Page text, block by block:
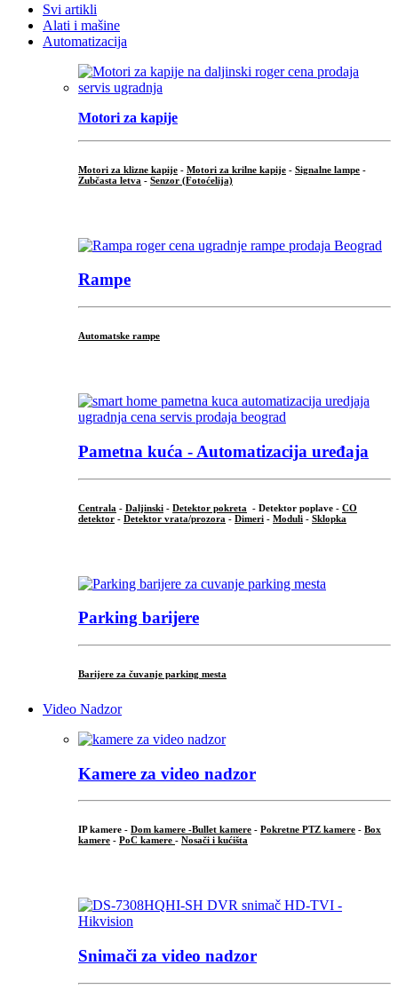
Svi artikli
Alati i mašine
Automatizacija
Motori za kapije
Motori za klizne kapije - Motori za krilne kapije - Signalne lampe -
Zubčasta letva - Senzor (Fotoćelija)
Rampe
Automatske rampe
Pametna kuća - Automatizacija uređaja
Centrala - Daljinski - Detektor pokreta - Detektor poplave - CO
detektor - Detektor vrata/prozora - Dimeri - Moduli - Sklopka
Parking barijere
Barijere za čuvanje parking mesta
Video Nadzor
Kamere za video nadzor
IP kamere - Dom kamere -Bullet kamere - Pokretne PTZ kamere - Box
kamere - PoC kamere - Nosači i kućišta
Snimači za video nadzor